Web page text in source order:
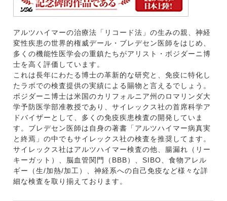
アルツハイマーの治療法「リコード法」の生みの親、神経
変性疾患の世界的権威デール・ブレデセン医師をはじめ、
多くの機能性医学会の重鎮たちがアリスト・ボジダーニ博
士を高く評価しています。
これは長年にわたる博士の革新的な研究と、免疫に特化し
たラボでの検査提供の実績による賜物と言えるでしょう。
ボジダーニ博士は米国のカリフォルニア州のロマリンダ大
学予防医学部准教授であり、サイレックス社の首席科学ア
ドバイザーとして、多くの免疫疾患検査の開発していま
す。ブレデセン医師は自身の著書「アルツハイマー病真実
と終焉」の中でもサイレックス社の検査を推奨してます。
サイレックス社はアルツハイマー検査の他、腸漏れ（リー
キーガット）、脳血管関門（BBB）、SIBO、食物アレル
ギー（生/加熱/加工）、神経系への自己免疫など様々な詳
細な検査を取り揃えております。